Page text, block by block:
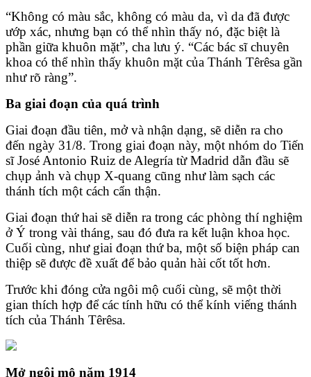
“Không có màu sắc, không có màu da, vì da đã được
ướp xác, nhưng bạn có thể nhìn thấy nó, đặc biệt là
phần giữa khuôn mặt”, cha lưu ý. “Các bác sĩ chuyên
khoa có thể nhìn thấy khuôn mặt của Thánh Têrêsa gần
như rõ ràng”.
Ba giai đoạn của quá trình
Giai đoạn đầu tiên, mở và nhận dạng, sẽ diễn ra cho
đến ngày 31/8. Trong giai đoạn này, một nhóm do Tiến
sĩ José Antonio Ruiz de Alegría từ Madrid dẫn đầu sẽ
chụp ảnh và chụp X-quang cũng như làm sạch các
thánh tích một cách cẩn thận.
Giai đoạn thứ hai sẽ diễn ra trong các phòng thí nghiệm
ở Ý trong vài tháng, sau đó đưa ra kết luận khoa học.
Cuối cùng, như giai đoạn thứ ba, một số biện pháp can
thiệp sẽ được đề xuất để bảo quản hài cốt tốt hơn.
Trước khi đóng cửa ngôi mộ cuối cùng, sẽ một thời
gian thích hợp để các tính hữu có thể kính viếng thánh
tích của Thánh Têrêsa.
Mở ngôi mộ năm 1914